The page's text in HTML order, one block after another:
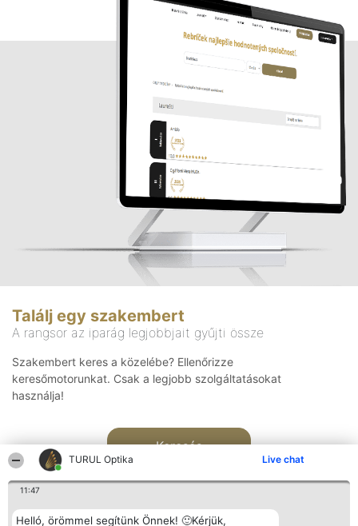
TURUL Optika Live chat
11:47
Helló, örömmel segítünk Önnek! 🙂Kérjük,
Találj egy szakembert
A rangsor az iparág legjobbjait gyűjti össze
Szakembert keres a közelébe? Ellenőrizze
keresőmotorunkat. Csak a legjobb szolgáltatásokat
használja!
Keresés